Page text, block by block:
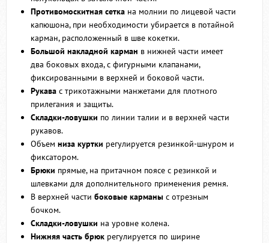
Противомоскитная сетка на молнии по лицевой части
капюшона, при необходимости убирается в потайной
карман, расположенный в шве кокетки.
Большой накладной карман в нижней части имеет
два боковых входа, с фигурными клапанами,
фиксированными в верхней и боковой части.
Рукава с трикотажными манжетами для плотного
прилегания и защиты.
Складки-ловушки по линии талии и в верхней части
рукавов.
Объем низа куртки регулируется резинкой-шнуром и
фиксатором.
Брюки прямые, на притачном поясе с резинкой и
шлевками для дополнительного применения ремня.
В верхней части боковые карманы с отрезным
бочком.
Складки-ловушки на уровне колена.
Нижняя часть брюк регулируется по ширине